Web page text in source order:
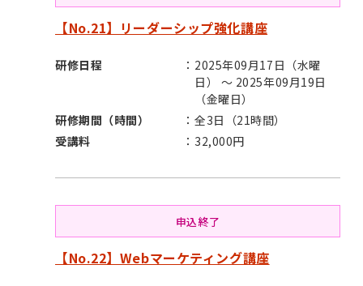
【No.21】リーダーシップ強化講座
研修日程
2025年09月17日（水曜
日） ～ 2025年09月19日
（金曜日）
研修期間（時間）
全3日（21時間）
受講料
32,000円
申込終了
【No.22】Webマーケティング講座